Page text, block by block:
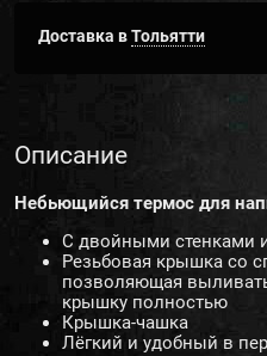
Доставка вТольятти
Описание
Небьющийся термос для
С двойными стенками
Резьбовая крышка со
позволяющая
крышку полностью
Крышка-чашка
Лёгкий и удобный в